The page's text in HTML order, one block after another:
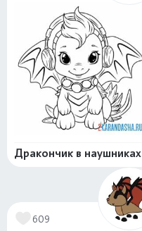
Дракончик в наушниках
609